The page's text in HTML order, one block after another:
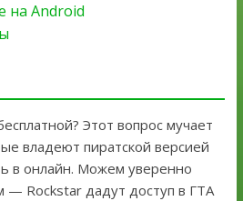
на Android
Этот вопрос мучает
владеют пиратской версией
в онлайн. Можем уверенно
— Rockstar дадут доступ в ГТА